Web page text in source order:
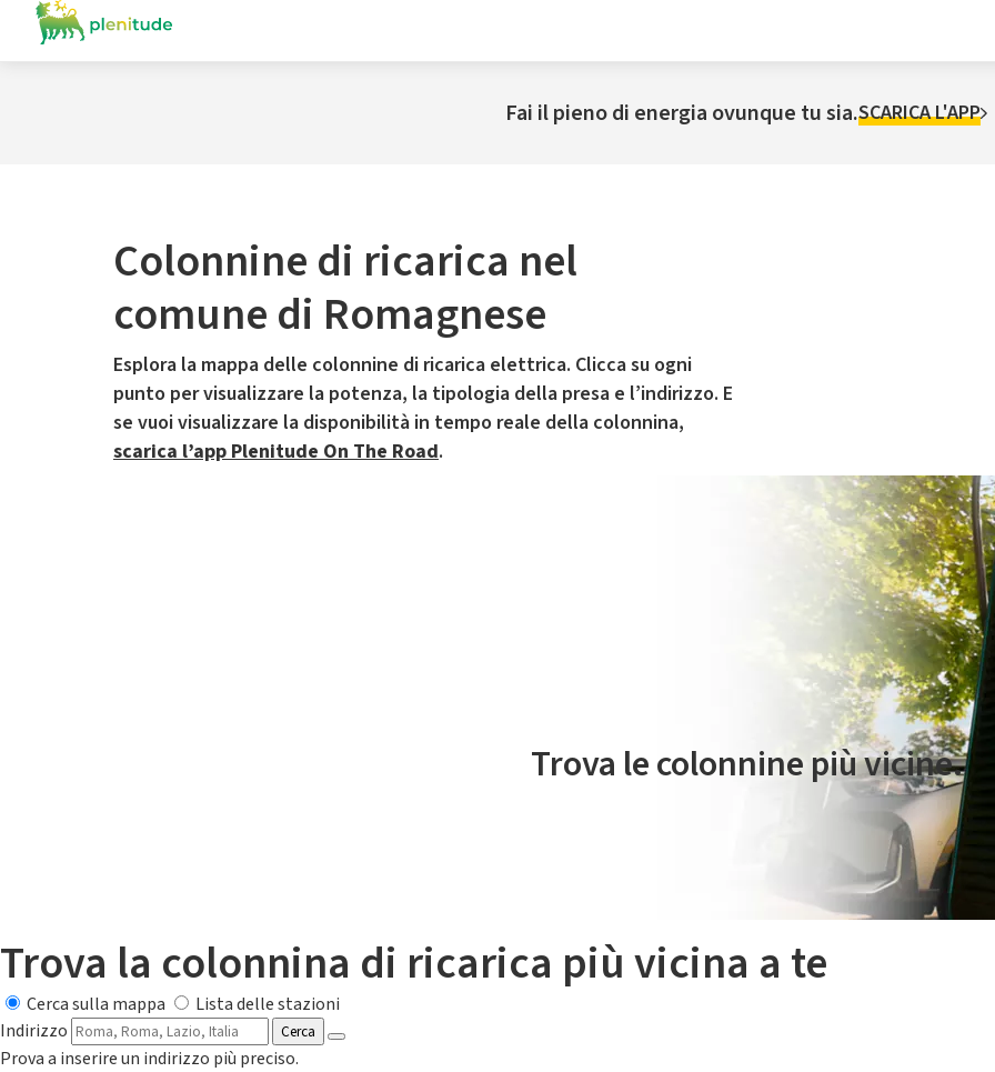
Fai il pieno di energia ovunque tu sia.SCARICA L'APP
Colonnine di ricarica nel
comune di Romagnese
Esplora la mappa delle colonnine di ricarica elettrica. Clicca su ogni
punto per visualizzare la potenza, la tipologia della presa e l’indirizzo. E
se vuoi visualizzare la disponibilità in tempo reale della colonnina,
scarica l’app Plenitude On The Road.
Il servizio di mobilità elettrica è gestito da Plenitude On The Road
Trova le colonnine più vicine.
Trova la colonnina di ricarica più vicina a te
Cerca sulla mappa
Lista delle stazioni
Indirizzo
Cerca
Prova a inserire un indirizzo più preciso.